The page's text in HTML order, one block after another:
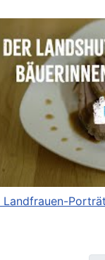
Landfrauen-